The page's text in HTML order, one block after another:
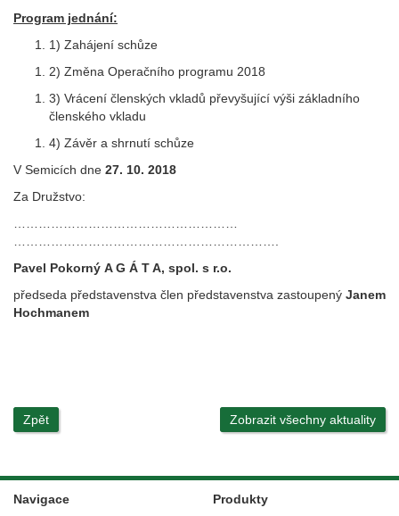
Program jednání:
1) Zahájení schůze
2) Změna Operačního programu 2018
3) Vrácení členských vkladů převyšující výši základního
členského vkladu
4) Závěr a shrnutí schůze
V Semicích dne 27. 10. 2018
Za Družstvo:
Pavel Pokorný A G Á T A, spol. s r.o.
předseda představenstva člen představenstva zastoupený Janem
Hochmanem
Zpět Zobrazit všechny aktuality
Navigace
Produkty